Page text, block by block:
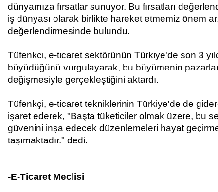
dünyamıza fırsatlar sunuyor. Bu fırsatları
iş dünyası olarak birlikte hareket etmemiz önem
değerlendirmesinde bulundu.
Tüfenkci, e-ticaret sektörünün Türkiye'de son 3
büyüdüğünü vurgulayarak, bu büyümenin
değişmesiyle gerçekleştiğini aktardı.
Tüfenkçi, e-ticaret tekniklerinin Türkiye'de de
işaret ederek, "Başta tüketiciler olmak üzere, bu
güvenini inşa edecek düzenlemeleri hayat
taşımaktadır." dedi.
-E-Ticaret Meclisi